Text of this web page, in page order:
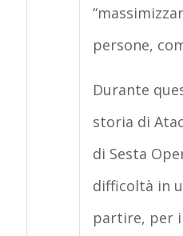
persone,
Durante
storia di
di Sesta
difficoltà in
partire, per